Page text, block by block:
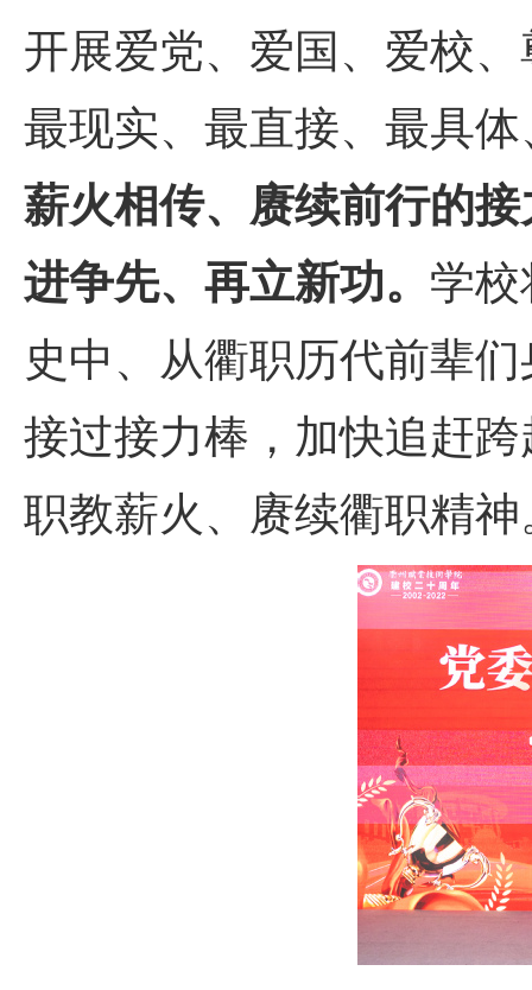
开展爱党、爱国、爱校
最现实、最直接、最具
薪火相传、赓续前行的
进争先、再立新功。 学
史中、从衢职历代前辈
接过接力棒，加快追赶
职教薪火、赓续衢职精神